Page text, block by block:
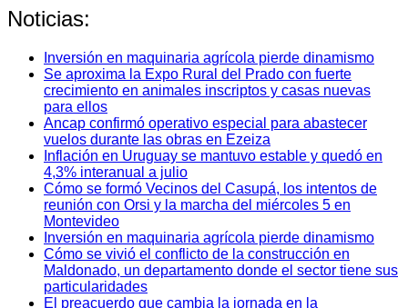
Noticias:
Inversión en maquinaria agrícola pierde dinamismo
Se aproxima la Expo Rural del Prado con fuerte
crecimiento en animales inscriptos y casas nuevas
para ellos
Ancap confirmó operativo especial para abastecer
vuelos durante las obras en Ezeiza
Inflación en Uruguay se mantuvo estable y quedó en
4,3% interanual a julio
Cómo se formó Vecinos del Casupá, los intentos de
reunión con Orsi y la marcha del miércoles 5 en
Montevideo
Inversión en maquinaria agrícola pierde dinamismo
Cómo se vivió el conflicto de la construcción en
Maldonado, un departamento donde el sector tiene sus
particularidades
El preacuerdo que cambia la jornada en la